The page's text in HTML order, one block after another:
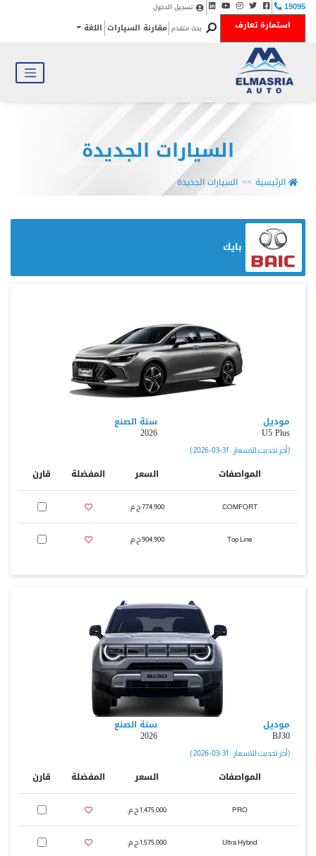
19095 تسجيل الدخول
استمارة تعارف بحث متقدم مقارنة السيارات اللغة
السيارات الجديدة
الرئيسية السيارات الجديدة
بايك
موديل
U5 Plus
سنة الصنع
2026
( أخر تحديث للاسعار : 31-03-2026 )
المواصفات
COMFORT
Top Line
السعر
774,900 ج.م.‏
904,900 ج.م.‏
المفضلة قارن
موديل
BJ30
سنة الصنع
2026
( أخر تحديث للاسعار : 31-03-2026 )
المواصفات
PRO
Ultra Hybrid
السعر
1,475,000 ج.م.‏
1,575,000 ج.م.‏
المفضلة قارن